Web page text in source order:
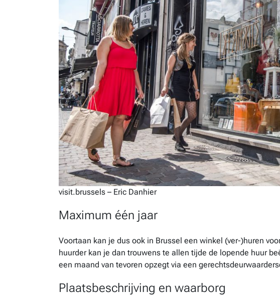
visit.brussels – Eric Danhier
Maximum één jaar
Voortaan kan je dus ook in Brussel een winkel (ver-)huren
huurder kan je dan trouwens te allen tijde de lopende huur
een maand van tevoren opzegt via een
Plaatsbeschrijving en waarborg